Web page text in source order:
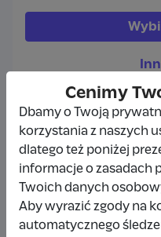
Cenimy
Dbamy o Twoją
korzystania z naszych
dlatego też poniżej
informacje o zasadach
Twoich danych
Aby wyrazić zgody na
automatycznego